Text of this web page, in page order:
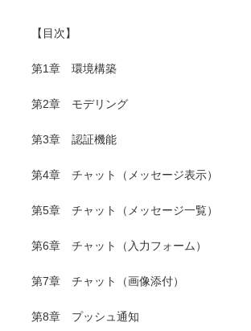
【目次】
第1章 環境構築
第2章 モデリング
第3章 認証機能
第4章 チャット（メッセージ表示）
第5章 チャット（メッセージ一覧）
第6章 チャット（入力フォーム）
第7章 チャット（画像添付）
第8章 プッシュ通知